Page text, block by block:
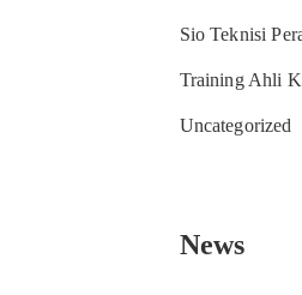
Sio Teknisi
Training Ahli
Uncategorized
News